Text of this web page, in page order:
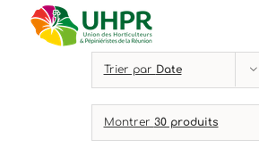
Passer
Trier par Date
Montrer 30 produits